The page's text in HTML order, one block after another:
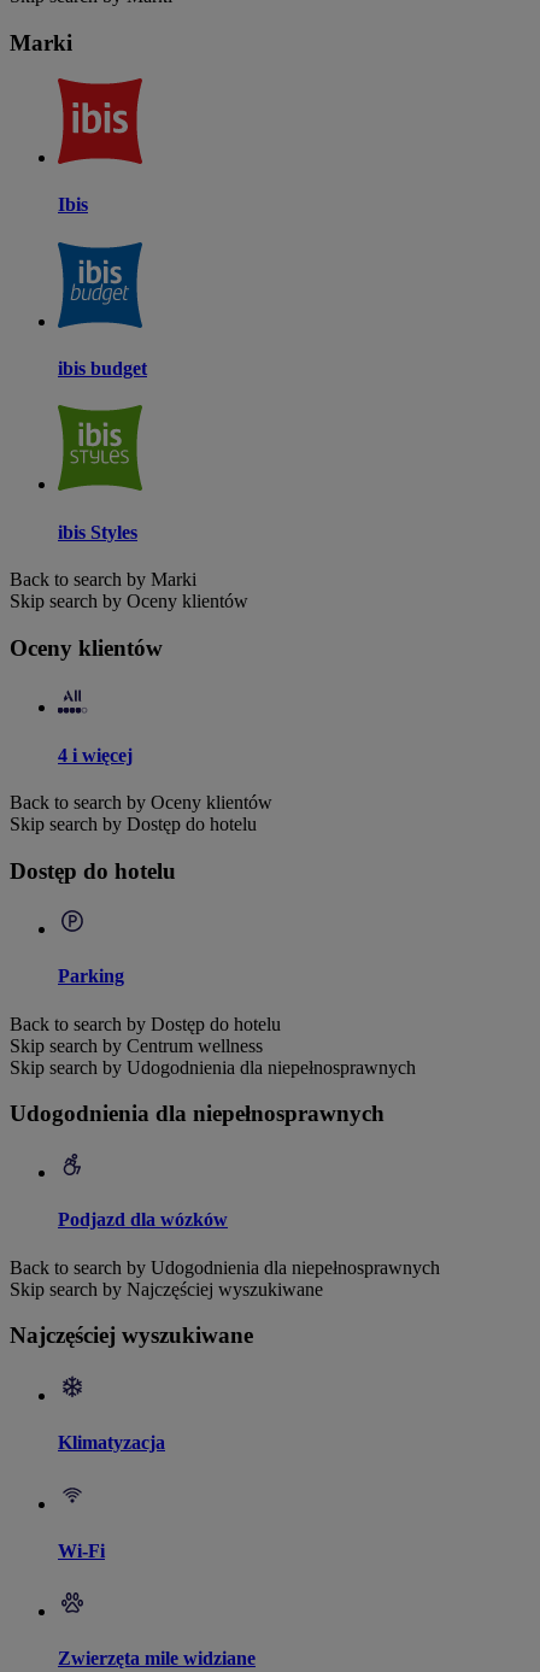
Marki
Ibis
ibis budget
ibis Styles
Back to search by Marki
Skip search by Oceny klientów
Oceny klientów
4 i więcej
Back to search by Oceny klientów
Skip search by Dostęp do hotelu
Dostęp do hotelu
Parking
Back to search by Dostęp do hotelu
Skip search by Centrum wellness
Skip search by Udogodnienia dla niepełnosprawnych
Udogodnienia dla niepełnosprawnych
Podjazd dla wózków
Back to search by Udogodnienia dla niepełnosprawnych
Skip search by Najczęściej wyszukiwane
Najczęściej wyszukiwane
Klimatyzacja
Wi-Fi
Zwierzęta mile widziane